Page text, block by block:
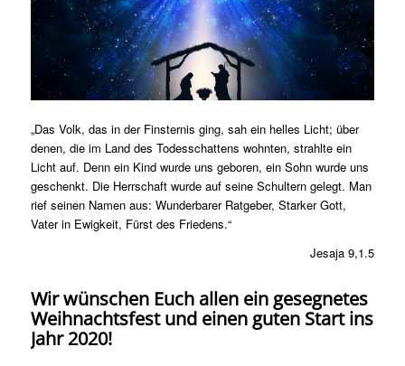
„Das Volk, das in der Finsternis ging, sah ein helles Licht; über
denen, die im Land des Todesschattens wohnten, strahlte ein
Licht auf. Denn ein Kind wurde uns geboren, ein Sohn wurde uns
geschenkt. Die Herrschaft wurde auf seine Schultern gelegt. Man
rief seinen Namen aus: Wunderbarer Ratgeber, Starker Gott,
Vater in Ewigkeit, Fürst des Friedens.“
Jesaja 9,1.5
Wir wünschen Euch allen ein gesegnetes
Weihnachtsfest und einen guten Start ins
Jahr 2020!